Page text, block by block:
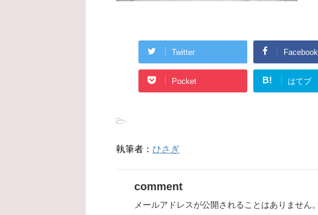
Twitter Facebook
Pocket B! はてブ
-
執筆者： ひさぎ
comment
メールアドレスが公開されることはありません。